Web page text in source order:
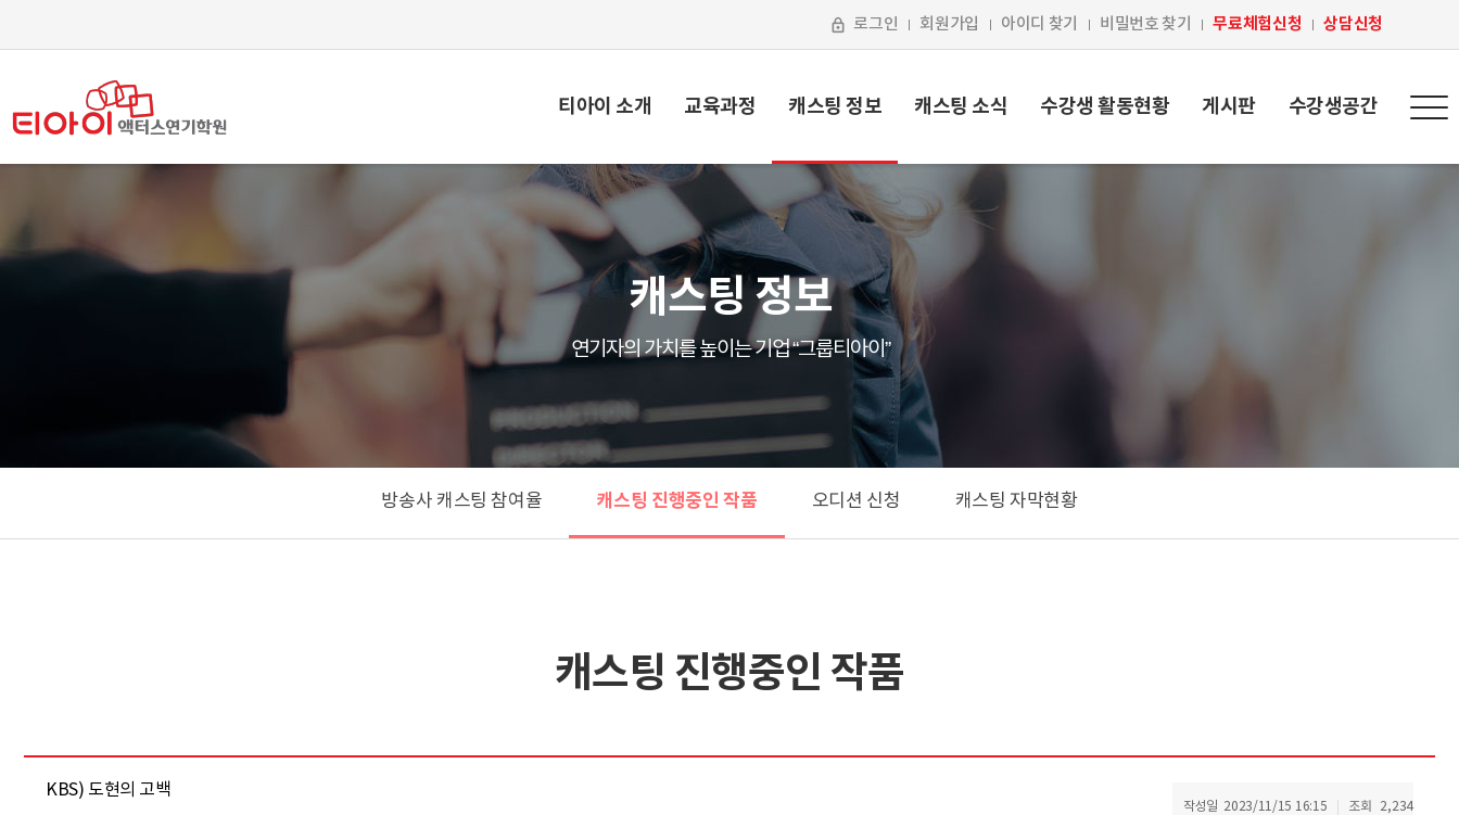
로그인 회원가입 아이디 찾기 비밀번호 찾기 무료체험신청 상담신청
티아이 소개 교육과정 캐스팅 정보 캐스팅 소식 수강생 활동현황 게시판 수강생공간
캐스팅 정보
연기자의 가치를 높이는 기업 “그룹티아이”
방송사 캐스팅 참여율 캐스팅 진행중인 작품 오디션 신청 캐스팅 자막현황
캐스팅 진행중인 작품
KBS) 도현의 고백
작성일 2023/11/15 16:15 조회 2,234